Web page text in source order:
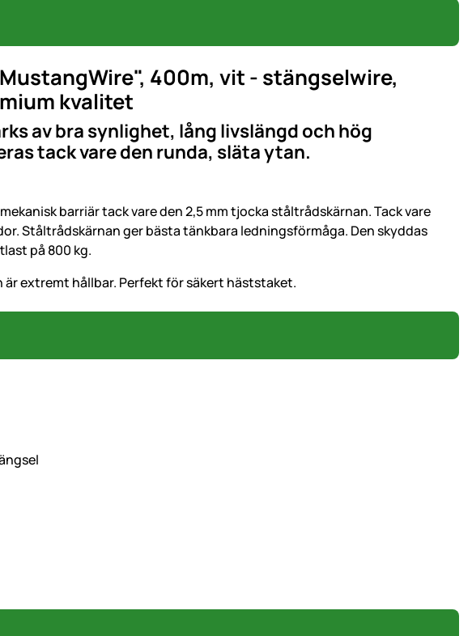
400m, vit - stängselwire,
kvalitet
av bra synlighet, lång livslängd och hög
tack vare den runda, släta ytan.
barriär tack vare den 2,5 mm tjocka ståltrådskärnan. Tack vare
Ståltrådskärnan ger bästa tänkbara ledningsförmåga. Den skyddas
på 800 kg.
extremt hållbar. Perfekt för säkert häststaket.